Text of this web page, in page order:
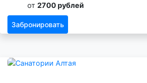
от 2700 рублей
Забронировать